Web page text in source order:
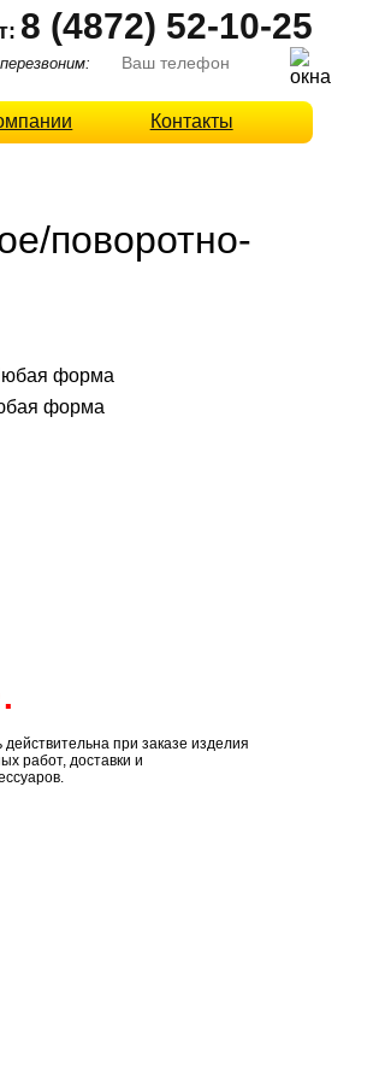
8 (4872) 52-10-25
Контакты
поворотно-
форма
действительна при заказе изделия
работ, доставки и